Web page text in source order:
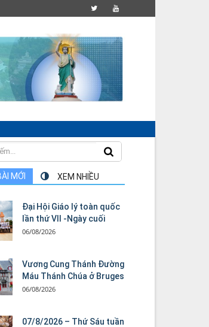
MỚI XEM NHIỀU
Đại Hội Giáo lý toàn quốc
lần thứ VII -Ngày cuối
06/08/2026
Vương Cung Thánh Ðường
Máu Thánh Chúa ở Bruges
06/08/2026
07/8/2026 – Thứ Sáu tuần